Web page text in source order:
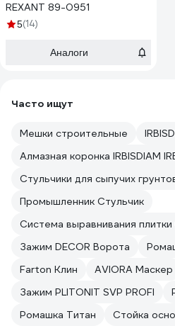
REXANT 89-0951
5(14)
Аналоги
Часто ищут
Мешки строительные
Алмазная коронка IRBISDIAM
Стульчики для сыпучих
Промышленник Стульчик
Система выравнивания
Зажим DECOR Ворота
Farton Клин
AVIORA Маскер
Зажим PLITONIT SVP PROFI
Ромашка Титан
Стойка